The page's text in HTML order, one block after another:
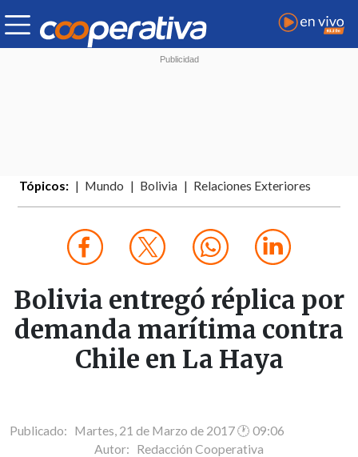
Tópicos: Mundo Bolivia Relaciones Exteriores
Bolivia entregó réplica por
demanda marítima contra
Chile en La Haya
Publicado: Martes, 21 de Marzo de 2017 🕐 09:06
Autor: Redacción Cooperativa